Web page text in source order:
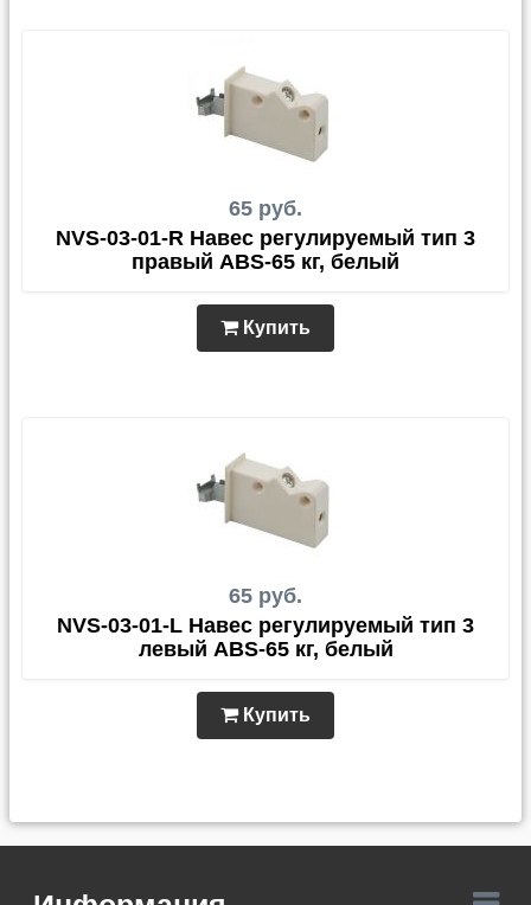
65 руб.
NVS-03-01-R Навес регулируемый тип 3
правый ABS-65 кг, белый
Купить
65 руб.
NVS-03-01-L Навес регулируемый тип 3
левый ABS-65 кг, белый
Купить